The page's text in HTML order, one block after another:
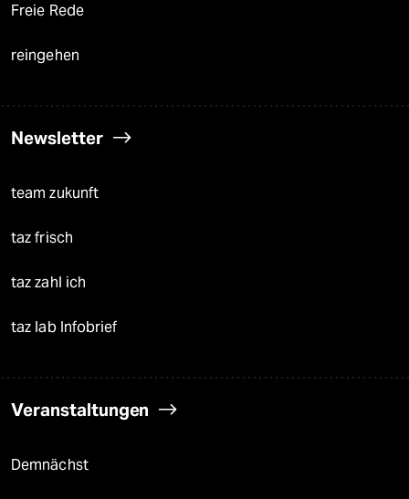
Freie Rede
reingehen
Newsletter
team zukunft
taz frisch
taz zahl ich
taz lab Infobrief
Veranstaltungen
Demnächst